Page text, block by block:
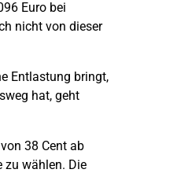
Euro bei
nicht von dieser
Entlastung bringt,
hat, geht
38 Cent ab
zu wählen. Die